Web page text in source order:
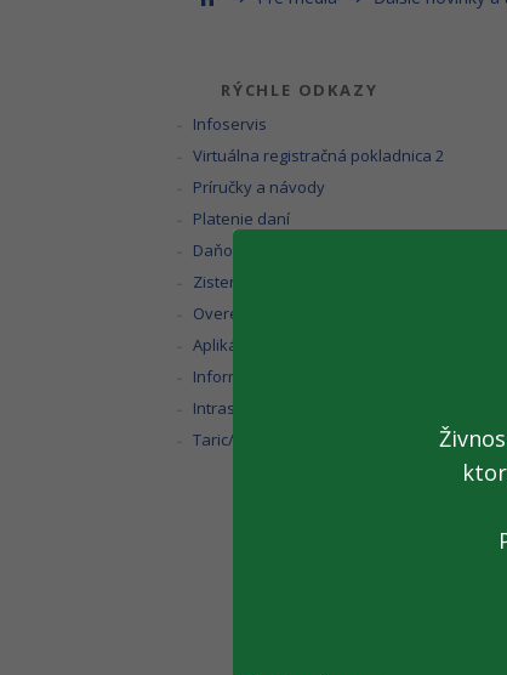
RÝCHLE ODKAZY
Infoservis
Virtuálna registračná pokladnica 2
Príručky a návody
Platenie daní
Daňový kalendár
Zistenie miestnej príslušnosti
Overenie IČ DPH
Aplikácia eDane
Informačné zoznamy
Intrastat
Taric/Kvóta